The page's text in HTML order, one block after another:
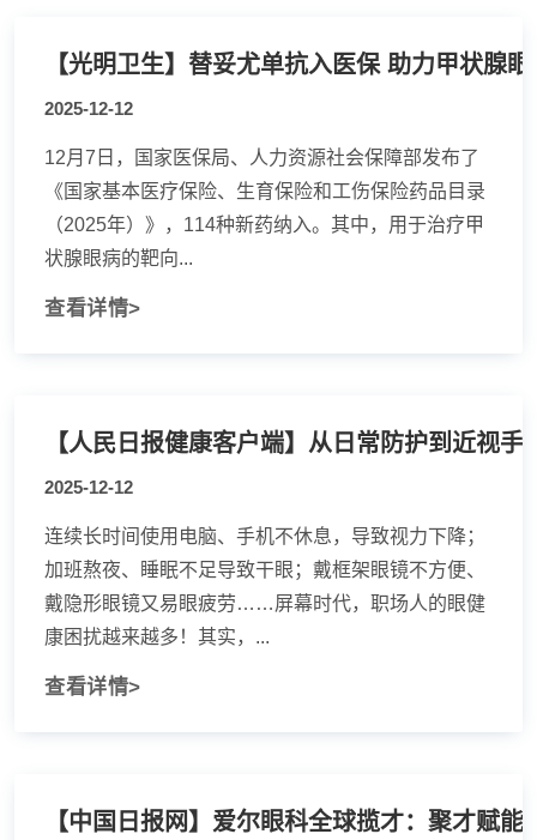
【光明卫生】替妥尤单抗入医保 助力甲状腺
2025-12-12
12月7日，国家医保局、人力资源社会保障部发布了
《国家基本医疗保险、生育保险和工伤保险药品目录
（2025年）》，114种新药纳入。其中，用于治疗甲
状腺眼病的靶向...
查看详情>
2025-12-12
连续长时间使用电脑、手机不休息，导致视力下降；
加班熬夜、睡眠不足导致干眼；戴框架眼镜不方便、
戴隐形眼镜又易眼疲劳……屏幕时代，职场人的眼健
康困扰越来越多！其实，...
查看详情>